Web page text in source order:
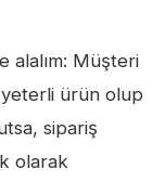
alalım: Müşteri
ürün olup
sipariş
olarak